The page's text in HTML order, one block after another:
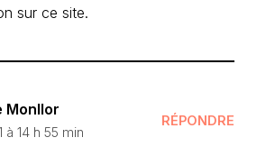
sur ce site.
Monllor
à 14 h 55 min
RÉPONDRE